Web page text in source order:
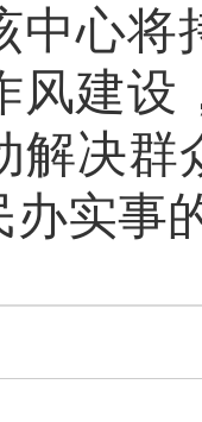
中心将
风建设
解决群
办实事